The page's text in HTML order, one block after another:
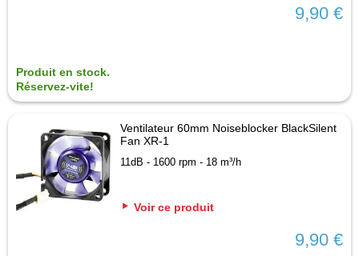
9,90 €
Produit en stock.
Réservez-vite!
Ventilateur 60mm Noiseblocker BlackSilent
Fan XR-1
11dB - 1600 rpm - 18 m³/h
Voir ce produit
9,90 €